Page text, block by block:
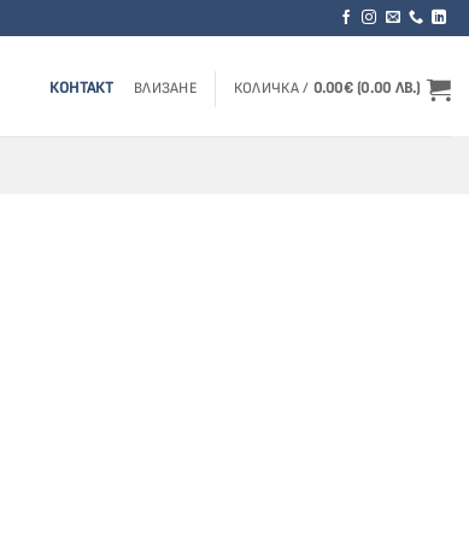
КОНТАКТ ВЛИЗАНЕ КОЛИЧКА / 0.00€(0.00 ЛВ.)